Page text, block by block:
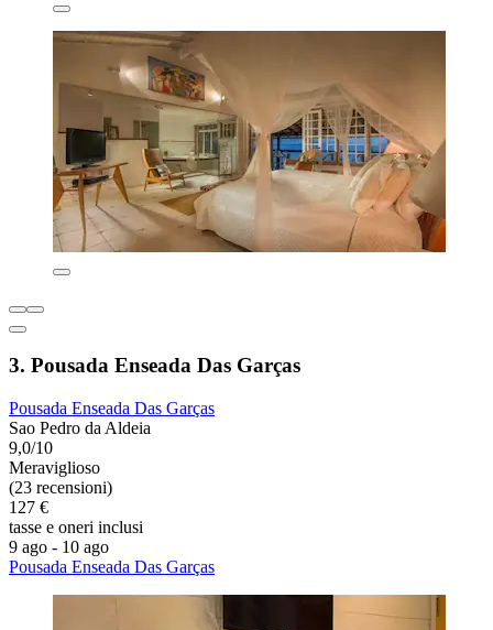
3. Pousada Enseada Das Garças
Pousada Enseada Das Garças
Sao Pedro da Aldeia
9,0/10
Meraviglioso
(23 recensioni)
127 €
tasse e oneri inclusi
9 ago - 10 ago
Pousada Enseada Das Garças